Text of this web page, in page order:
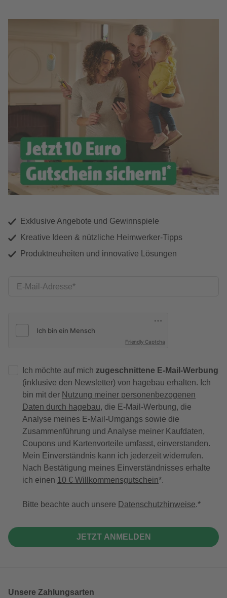
Exklusive Angebote und Gewinnspiele
Kreative Ideen & nützliche Heimwerker-Tipps
Produktneuheiten und innovative Lösungen
E-Mail-Adresse
Friendly Captcha
Ich möchte auf mich zugeschnittene E-Mail-Werbung
(inklusive den Newsletter) von hagebau erhalten. Ich
bin mit der Nutzung meiner personenbezogenen
Daten durch hagebau, die E-Mail-Werbung, die
Analyse meines E-Mail-Umgangs sowie die
Zusammenführung und Analyse meiner Kaufdaten,
Coupons und Kartenvorteile umfasst, einverstanden.
Mein Einverständnis kann ich jederzeit widerrufen.
Nach Bestätigung meines Einverständnisses erhalte
ich einen 10 € Willkommensgutschein*.
Bitte beachte auch unsere Datenschutzhinweise.
JETZT ANMELDEN
Unsere Zahlungsarten